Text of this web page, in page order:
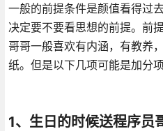
一般的前提条件是颜值看得过
决定要不要看思想的前提。前
哥哥一般喜欢有内涵，有教养
纸。但是以下几项可能是加分项
1、生日的时候送程序员